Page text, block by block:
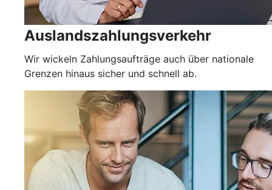
Auslandszahlungsverkehr
Wir wickeln Zahlungsaufträge auch über nationale
Grenzen hinaus sicher und schnell ab.